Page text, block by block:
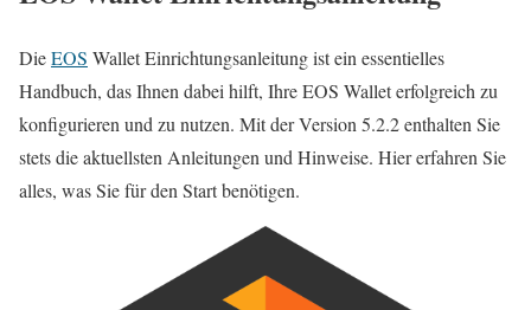
DieEOS Wallet Einrichtungsanleitung ist ein essentielles
Handbuch, das Ihnen dabei hilft, Ihre EOS Wallet erfolgreich zu
konfigurieren und zu nutzen. Mit der Version 5.2.2 enthalten Sie
stets die aktuellsten Anleitungen und Hinweise. Hier erfahren Sie
alles, was Sie für den Start benötigen.